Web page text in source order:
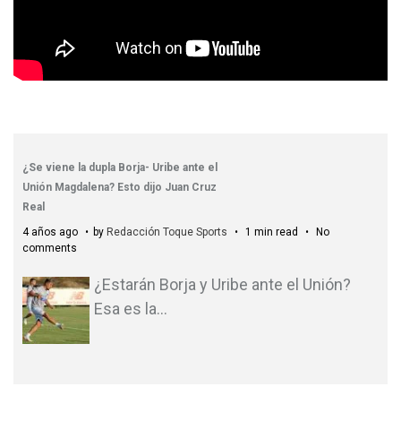
¿Se viene la dupla Borja- Uribe ante el
Unión Magdalena? Esto dijo Juan Cruz
Real
4 años ago
by Redacción Toque Sports 1 min read
No
comments
¿Estarán Borja y Uribe ante el Unión?
Esa es la…